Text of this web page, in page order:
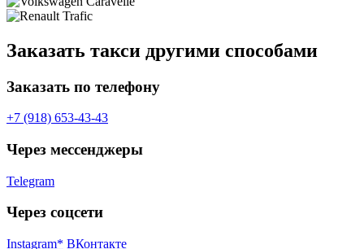
Заказать такси другими способами
Заказать по телефону
+7 (918) 653-43-43
Через мессенджеры
Telegram
Через соцсети
Instagram* ВКонтакте